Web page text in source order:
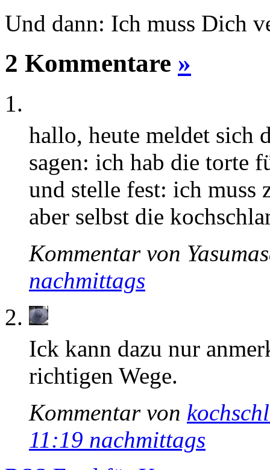
Und dann: Ich muss Dich
2 Kommentare »
hallo, heute meldet sich
sagen: ich hab die torte
und stelle fest: ich muss
aber selbst die
Kommentar von
nachmittags
Ick kann dazu nur
richtigen Wege.
Kommentar von
11:19 nachmittags